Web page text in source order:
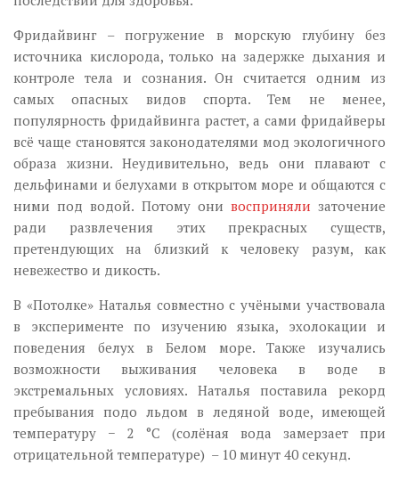
Фридайвинг – погружение в морскую глубину без
источника кислорода, только на задержке дыхания и
контроле тела и сознания. Он считается одним из
самых опасных видов спорта. Тем не менее,
популярность фридайвинга растет, а сами фридайверы
всё чаще становятся законодателями мод экологичного
образа жизни. Неудивительно, ведь они плавают с
дельфинами и белухами в открытом море и общаются с
ними под водой. Потому они восприняли заточение
ради развлечения этих прекрасных существ,
претендующих на близкий к человеку разум, как
невежество и дикость.
В «Потолке» Наталья совместно с учёными участвовала
в эксперименте по изучению языка, эхолокации и
поведения белух в Белом море. Также изучались
возможности выживания человека в воде в
экстремальных условиях. Наталья поставила рекорд
пребывания подо льдом в ледяной воде, имеющей
температуру − 2 °C (солёная вода замерзает при
отрицательной температуре) – 10 минут 40 секунд.